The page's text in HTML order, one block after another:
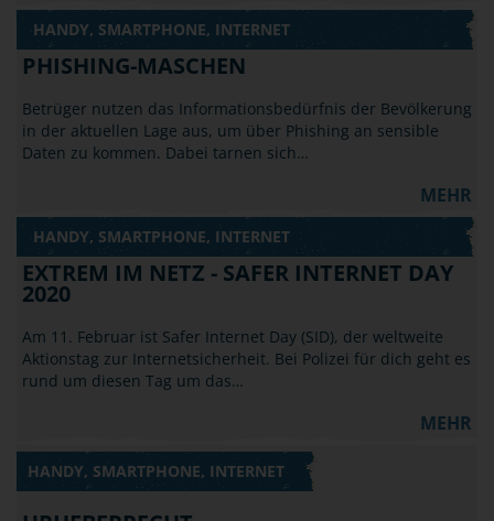
HANDY, SMARTPHONE, INTERNET
PHISHING-MASCHEN
Betrüger nutzen das Informationsbedürfnis der Bevölkerung
in der aktuellen Lage aus, um über Phishing an sensible
Daten zu kommen. Dabei tarnen sich…
MEHR
HANDY, SMARTPHONE, INTERNET
EXTREM IM NETZ - SAFER INTERNET DAY
2020
Am 11. Februar ist Safer Internet Day (SID), der weltweite
Aktionstag zur Internetsicherheit. Bei Polizei für dich geht es
rund um diesen Tag um das…
MEHR
HANDY, SMARTPHONE, INTERNET